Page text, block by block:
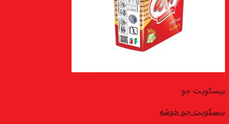
بیسکویت جو
بیسکویت جو خوشه